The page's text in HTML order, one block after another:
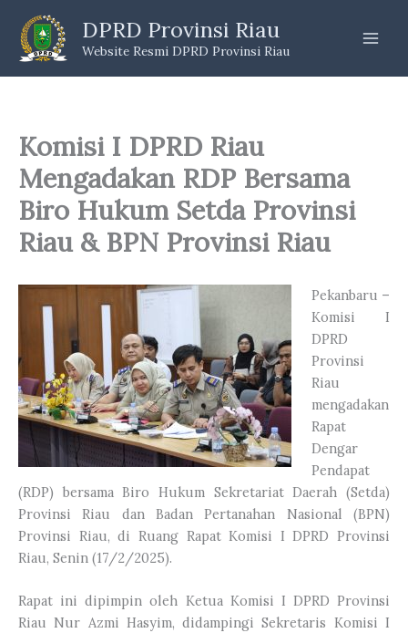
content
DPRD Provinsi Riau
Website Resmi DPRD Provinsi Riau
Komisi I DPRD Riau
Mengadakan RDP Bersama
Biro Hukum Setda Provinsi
Riau & BPN Provinsi Riau
Pekanbaru –
Komisi I
DPRD
Provinsi
Riau
mengadakan
Rapat
Dengar
Pendapat
(RDP) bersama Biro Hukum Sekretariat Daerah (Setda)
Provinsi Riau dan Badan Pertanahan Nasional (BPN)
Provinsi Riau, di Ruang Rapat Komisi I DPRD Provinsi
Riau, Senin (17/2/2025).
Rapat ini dipimpin oleh Ketua Komisi I DPRD Provinsi
Riau Nur Azmi Hasyim, didampingi Sekretaris Komisi I